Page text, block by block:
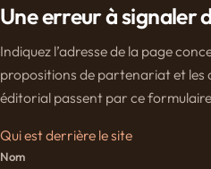
Une erreur à signaler
Indiquez l’adresse de la page
propositions de partenariat et les
éditorial passent par ce
Qui est derrière le site
Nom